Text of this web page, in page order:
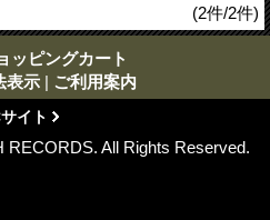
(2件/2件)
ッピングカート
表示 | ご利用案内
イト
RECORDS. All Rights Reserved.